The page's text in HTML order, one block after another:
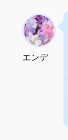
エンデ